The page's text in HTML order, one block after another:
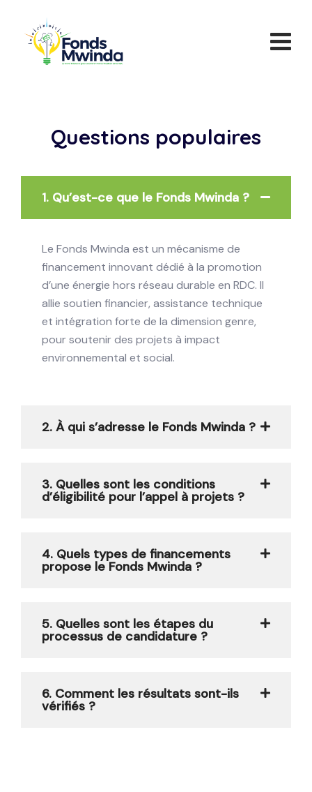
Questions populaires
1. Qu’est-ce que le Fonds Mwinda ?
Le Fonds Mwinda est un mécanisme de
financement innovant dédié à la promotion
d’une énergie hors réseau durable en RDC. Il
allie soutien financier, assistance technique
et intégration forte de la dimension genre,
pour soutenir des projets à impact
environnemental et social.
2. À qui s’adresse le Fonds Mwinda ?
3. Quelles sont les conditions
d’éligibilité pour l’appel à projets ?
4. Quels types de financements
propose le Fonds Mwinda ?
5. Quelles sont les étapes du
processus de candidature ?
6. Comment les résultats sont-ils
vérifiés ?